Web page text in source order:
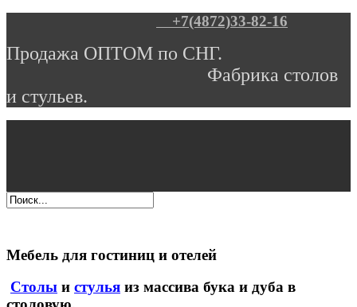
+7(4872)33-82-16
Продажа ОПТОМ по СНГ.
Фабрика столов
и стульев.
Мебель для гостиниц и отелей
Столы и стулья из массива бука и дуба в